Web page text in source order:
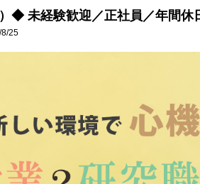
◆ 未経験歓迎／正社員／年間
25